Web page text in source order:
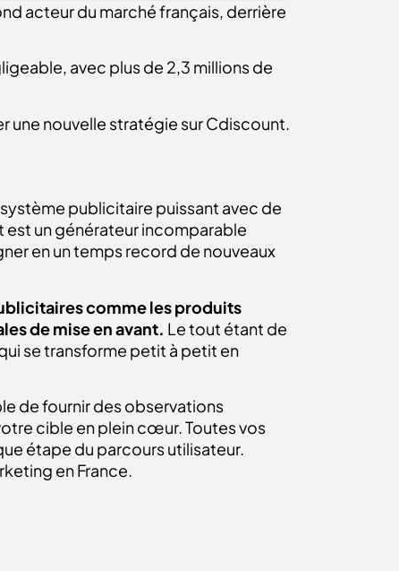
acteur du marché français, derrière
avec plus de 2,3 millions de
une nouvelle stratégie sur Cdiscount.
publicitaire puissant avec de
un générateur incomparable
en un temps record de nouveaux
comme les produits
de mise en avant. Le tout étant de
se transforme petit à petit en
de fournir des observations
cible en plein cœur. Toutes vos
étape du parcours utilisateur.
en France.